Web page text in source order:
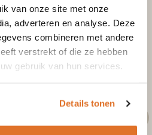
van onze site met onze
adverteren en analyse. Deze
combineren met andere
verstrekt of die ze hebben
gebruik van hun services.
Details tonen
Incl. btw
€11,11
aan winkelwagen